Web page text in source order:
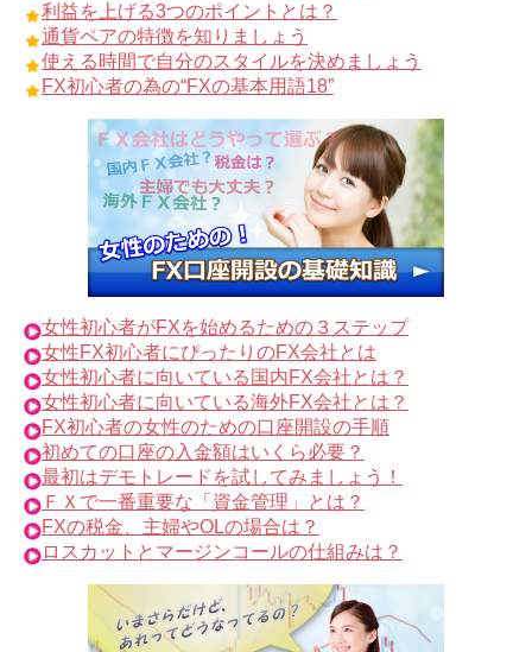
利益を上げる3つのポイントとは？
通貨ペアの特徴を知りましょう
使える時間で自分のスタイルを決めましょう
FX初心者の為の“FXの基本用語18”
女性初心者がFXを始めるための３ステップ
女性FX初心者にぴったりのFX会社とは
女性初心者に向いている国内FX会社とは？
女性初心者に向いている海外FX会社とは？
FX初心者の女性のための口座開設の手順
初めての口座の入金額はいくら必要？
最初はデモトレードを試してみましょう！
ＦＸで一番重要な「資金管理」とは？
FXの税金、主婦やOLの場合は？
ロスカットとマージンコールの仕組みは？